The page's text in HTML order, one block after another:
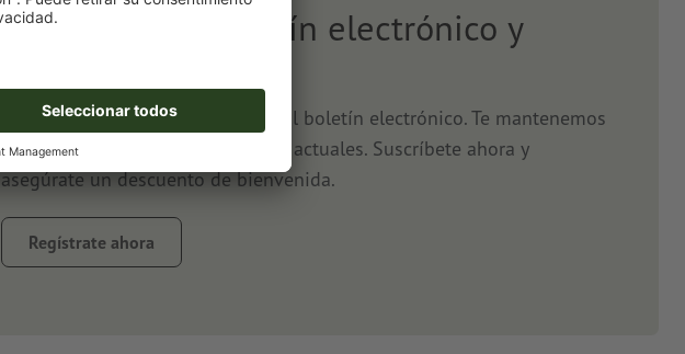
Suscríbete al boletín electrónico y
Siempre bien informado, gracias al boletín electrónico. Te mantenemos
al tanto de promociones y ofertas actuales. Suscríbete ahora y
asegúrate un descuento de bienvenida.
Regístrate ahora